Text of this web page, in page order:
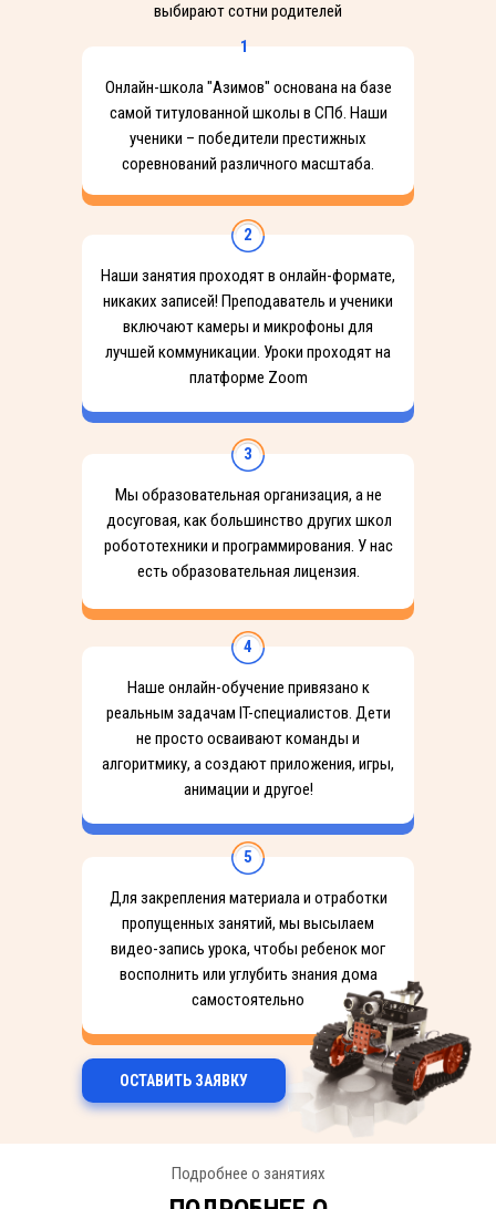
выбирают сотни родителей
Мы образовательная организация, а не
досуговая, как большинство других школ
робототехники и программирования. У нас
есть образовательная лицензия.
Для закрепления материала и отработки
пропущенных занятий, мы высылаем
видео-запись урока, чтобы ребенок мог
восполнить или углубить знания дома
самостоятельно
Наши занятия проходят в онлайн-формате,
никаких записей! Преподаватель и ученики
включают камеры и микрофоны для
лучшей коммуникации. Уроки проходят на
платформе Zoom
Наше онлайн-обучение привязано к
реальным задачам IT-специалистов. Дети
не просто осваивают команды и
алгоритмику, а создают приложения, игры,
анимации и другое!
ОСТАВИТЬ ЗАЯВКУ
1
2
3
4
5
Онлайн-школа "Азимов" основана на базе
самой титулованной школы в СПб. Наши
ученики – победители престижных
соревнований различного масштаба.
Подробнее о занятиях